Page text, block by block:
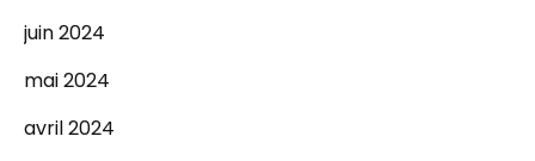
juin 2024
mai 2024
avril 2024